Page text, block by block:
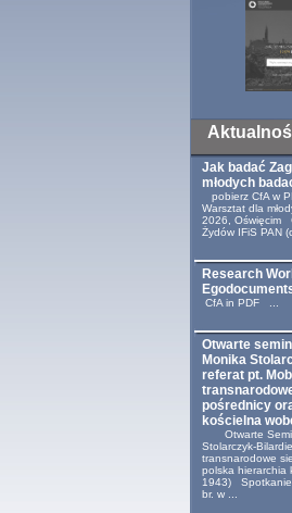
Jak badać
młodych
pobierz CfA w
Warsztat dla
2026, Oświęcim
Żydów IFiS PAN
Research
CfA in PDF ...
Otwarte
Monika
referat pt.
pośrednicy
kościelna
Otwarte
Stolarczyk-
transnarodowe
polska hierarchia
1943) Spotkanie
br. w ...